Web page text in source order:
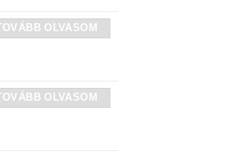
TOVÁBB OLVASOM
TOVÁBB OLVASOM